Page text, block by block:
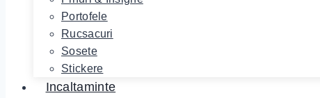
Portofele
Rucsacuri
Sosete
Stickere
Incaltaminte